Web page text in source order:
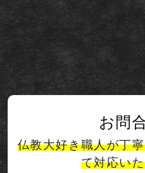
お問
仏教大好き職人が丁
て対応い